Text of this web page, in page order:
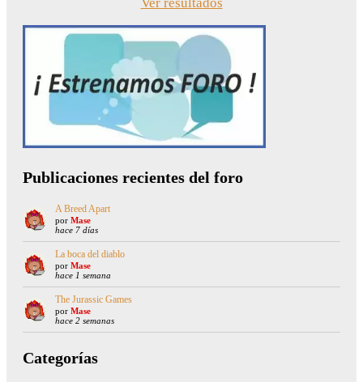
Publicaciones recientes del foro
A Breed Apart
por Mase
hace 7 días
La boca del diablo
por Mase
hace 1 semana
The Jurassic Games
por Mase
hace 2 semanas
Categorías